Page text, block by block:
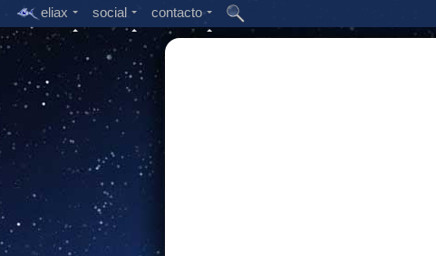
eliax social contacto